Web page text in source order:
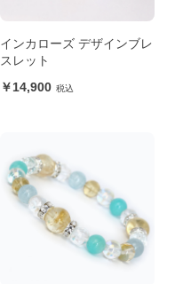
インカローズ デザインブレ
スレット
14,900